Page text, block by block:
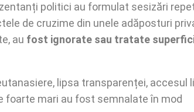
politici au formulat sesizări
de cruzime din unele adăposturi
au fost ignorate sau tratate
lipsa transparenței, accesul
foarte mari au fost semnalate în mod